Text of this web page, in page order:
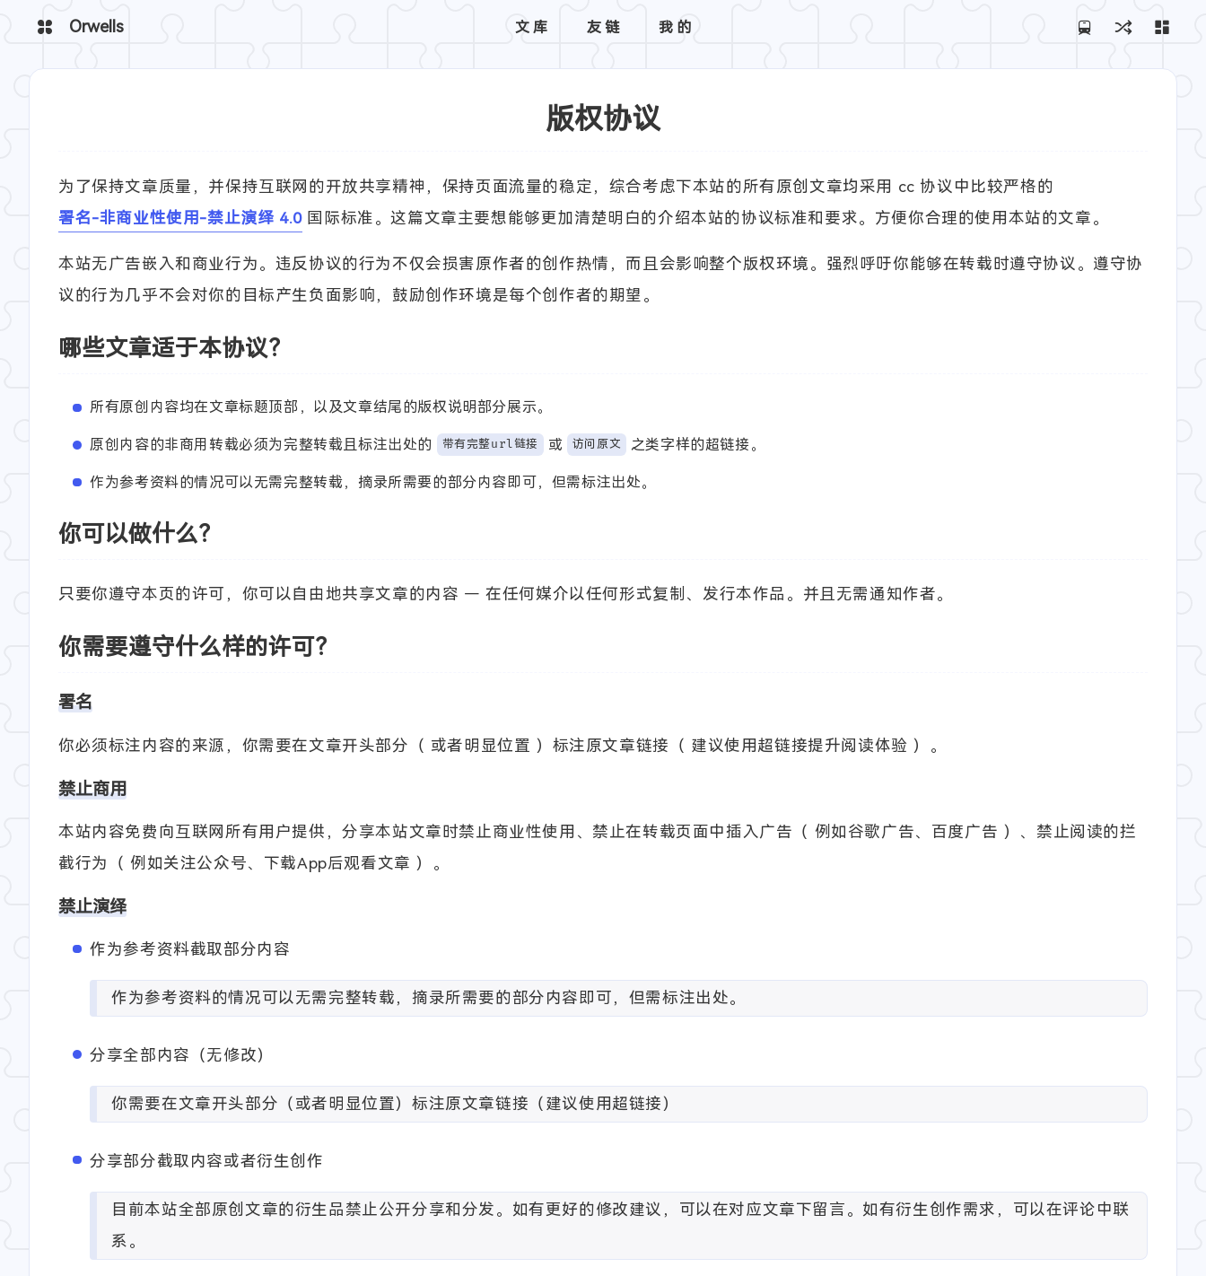
Orwells 文库 友链 我的
版权协议
为了保持文章质量，并保持互联网的开放共享精神，保持页面流量的稳定，综合考虑下本站的所有原创文章均采用 cc 协议中比较严格的
署名-非商业性使用-禁止演绎 4.0国际标准。这篇文章主要想能够更加清楚明白的介绍本站的协议标准和要求。方便你合理的使用本站的文章。
本站无广告嵌入和商业行为。违反协议的行为不仅会损害原作者的创作热情，而且会影响整个版权环境。强烈呼吁你能够在转载时遵守协议。遵守协
议的行为几乎不会对你的目标产生负面影响，鼓励创作环境是每个创作者的期望。
哪些文章适于本协议？
所有原创内容均在文章标题顶部，以及文章结尾的版权说明部分展示。
原创内容的非商用转载必须为完整转载且标注出处的 带有完整url链接 或 访问原文 之类字样的超链接。
作为参考资料的情况可以无需完整转载，摘录所需要的部分内容即可，但需标注出处。
你可以做什么？
只要你遵守本页的许可，你可以自由地共享文章的内容 — 在任何媒介以任何形式复制、发行本作品。并且无需通知作者。
你需要遵守什么样的许可？
署名
你必须标注内容的来源，你需要在文章开头部分（ 或者明显位置 ）标注原文章链接（ 建议使用超链接提升阅读体验 ）。
禁止商用
本站内容免费向互联网所有用户提供，分享本站文章时禁止商业性使用、禁止在转载页面中插入广告（ 例如谷歌广告、百度广告 ）、禁止阅读的拦
截行为（ 例如关注公众号、下载App后观看文章 ）。
禁止演绎
作为参考资料截取部分内容
作为参考资料的情况可以无需完整转载，摘录所需要的部分内容即可，但需标注出处。
分享全部内容（无修改）
你需要在文章开头部分（或者明显位置）标注原文章链接（建议使用超链接）
分享部分截取内容或者衍生创作
目前本站全部原创文章的衍生品禁止公开分享和分发。如有更好的修改建议，可以在对应文章下留言。如有衍生创作需求，可以在评论中联
系。